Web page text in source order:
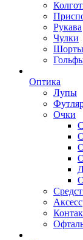
Рукава
Чулки
Шорты
Оптика
Лупы
Очки